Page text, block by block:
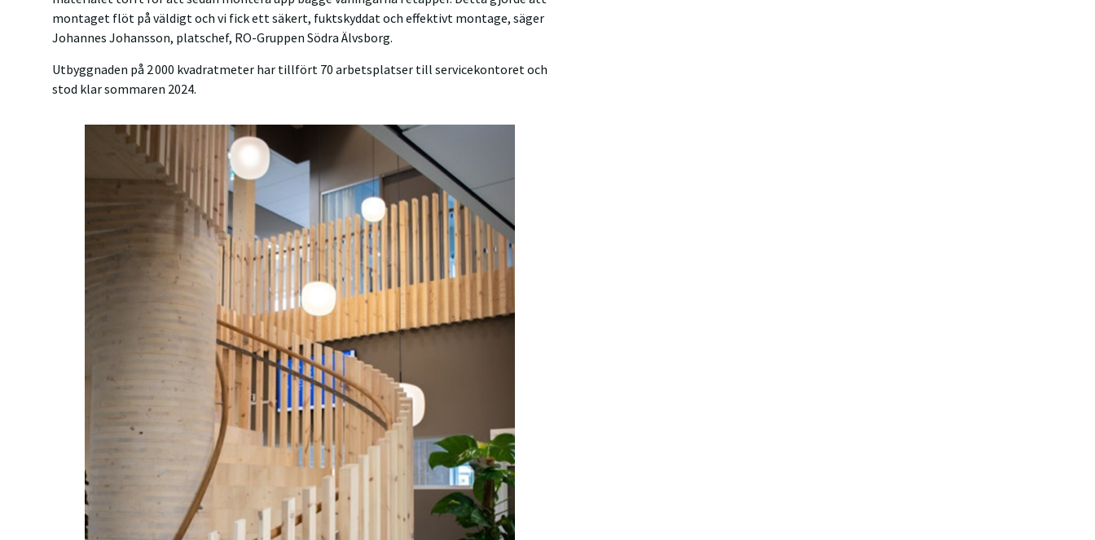
montaget flöt på väldigt och vi fick ett säkert, fuktskyddat och effektivt montage, säger
Johannes Johansson, platschef, RO-Gruppen Södra Älvsborg.
Utbyggnaden på 2 000 kvadratmeter har tillfört 70 arbetsplatser till servicekontoret och
stod klar sommaren 2024.